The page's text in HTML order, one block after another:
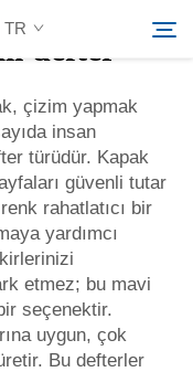
TR
Ara
defter
çizim yapmak
insan
türüdür. Kapak
güvenli tutar
rahatlatıcı bir
yardımcı
etmez; bu mavi
seçenektir.
uygun, çok
Bu defterler